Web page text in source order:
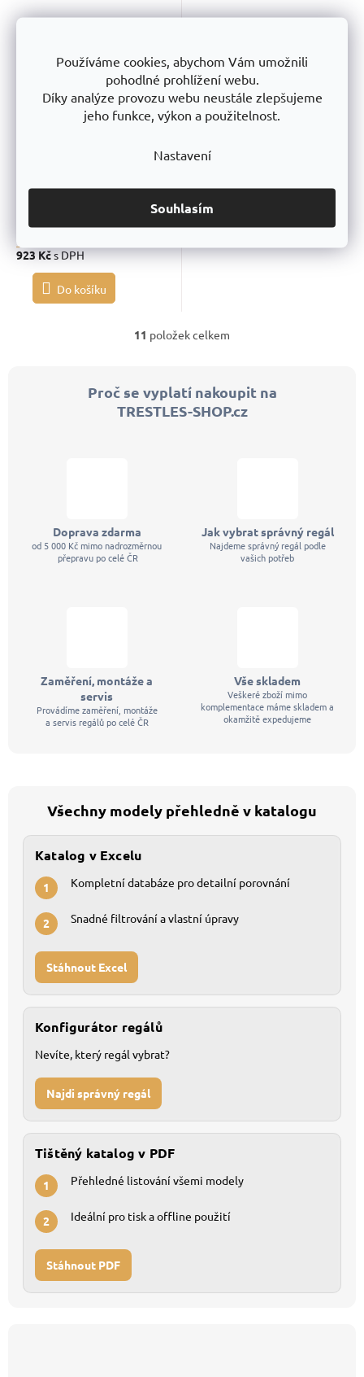
Používáme cookies, abychom Vám umožnili
pohodlné prohlížení webu.
Díky analýze provozu webu neustále zlepšujeme
jeho funkce, výkon a použitelnost.
Nastavení
Souhlasím
Sud se sponou a držadly 60 l
923 Kčs DPH
Do košíku
O
d
a
11 položek celkem
Proč se vyplatí nakoupit na
TRESTLES-SHOP.cz
Doprava zdarma
od 5 000 Kč mimo nadrozměrnou
přepravu po celé ČR
Jak vybrat správný regál
Najdeme správný regál podle
vašich potřeb
Zaměření, montáže a
servis
Provádíme zaměření, montáže
a servis regálů po celé ČR
Vše skladem
Veškeré zboží mimo
komplementace máme skladem a
okamžitě expedujeme
Všechny modely přehledně v katalogu
Katalog v Excelu
1 Kompletní databáze pro detailní porovnání
2 Snadné filtrování a vlastní úpravy
Stáhnout Excel
Konfigurátor regálů
Nevíte, který regál vybrat?
Najdi správný regál
Tištěný katalog v PDF
1 Přehledné listování všemi modely
2 Ideální pro tisk a offline použití
Stáhnout PDF